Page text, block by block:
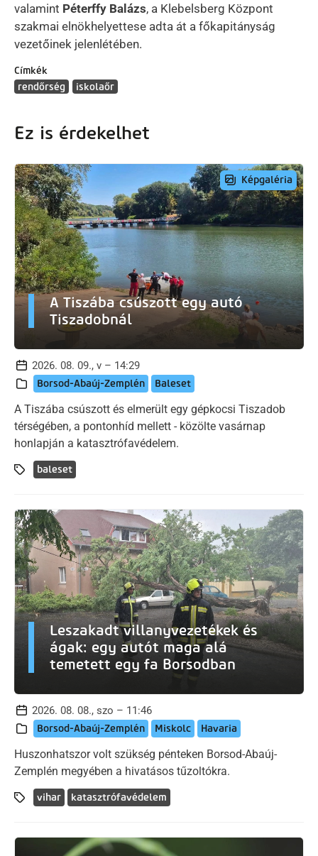
valamint Péterffy Balázs, a Klebelsberg Központ
szakmai elnökhelyettese adta át a főkapitányság
vezetőinek jelenlétében.
Címkék
rendőrség
iskolaőr
Ez is érdekelhet
Képgaléria
A Tiszába csúszott egy autó
Tiszadobnál
2026. 08. 09., v – 14:29
Borsod-Abaúj-Zemplén Baleset
A Tiszába csúszott és elmerült egy gépkocsi Tiszadob
térségében, a pontonhíd mellett - közölte vasárnap
honlapján a katasztrófavédelem.
baleset
Leszakadt villanyvezetékek és
ágak: egy autót maga alá
temetett egy fa Borsodban
2026. 08. 08., szo – 11:46
Borsod-Abaúj-Zemplén Miskolc Havaria
Huszonhatszor volt szükség pénteken Borsod-Abaúj-
Zemplén megyében a hivatásos tűzoltókra.
vihar katasztrófavédelem